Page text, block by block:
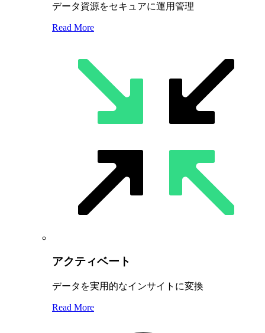
データ資源をセキュアに運用管理
Read More
アクティベート
データを実用的なインサイトに変換
Read More